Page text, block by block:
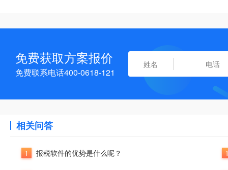
免费获取方案报价
免费联系电话400-0618-121
相关问答
1 报税软件的优势是什么呢？